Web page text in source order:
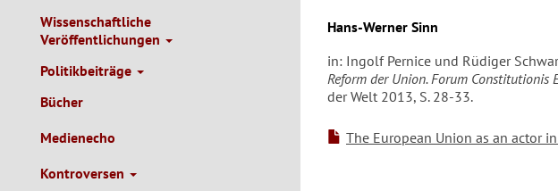
Wissenschaftliche
Veröffentlichungen
Politikbeiträge
Bücher
Medienecho
Kontroversen
Hans-Werner Sinn
in: Ingolf Pernice und Rüdiger
Reform der Union. Forum Constitutionis
der Welt 2013, S. 28-33.
The European Union as an actor